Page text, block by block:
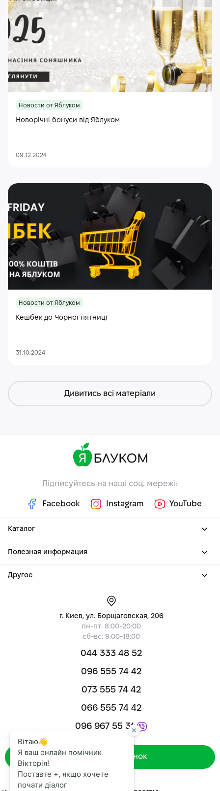
Новости от Яблуком
Новорічні бонуси від Яблуком
09.12.2024
Новости от Яблуком
Кешбек до Чорної пятниці
31.10.2024
Дивитись всі матеріали
Підписуйтесь на наші соц. мережі:
Facebook Instagram YouTube
Каталог
Полезная информация
Другое
г. Киев, ул. Борщаговская, 206
пн-пт: 8:00-20:00
сб-вс: 9:00-18:00
044 333 48 52
096 555 74 42
073 555 74 42
066 555 74 42
096 967 55 31
Зворотний дзвінок